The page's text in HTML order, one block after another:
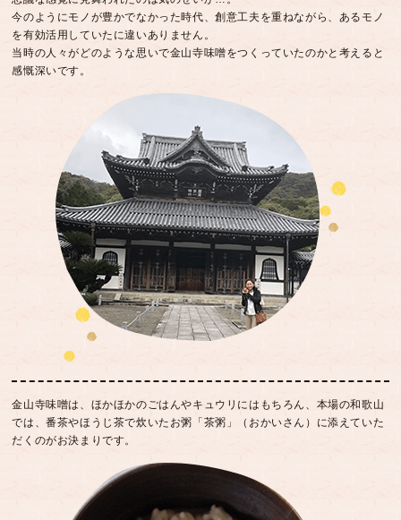
今のようにモノが豊かでなかった時代、創意工夫を重ねながら、あるモノ
を有効活用していたに違いありません。
当時の人々がどのような思いで金山寺味噌をつくっていたのかと考えると
感慨深いです。
金山寺味噌は、ほかほかのごはんやキュウリにはもちろん、本場の和歌山
では、番茶やほうじ茶で炊いたお粥「茶粥」（おかいさん）に添えていた
だくのがお決まりです。